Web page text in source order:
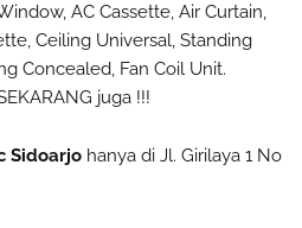
AC Cassette, Air Curtain,
Ceiling Universal, Standing
Concealed, Fan Coil Unit.
juga !!!
Sidoarjo hanya di Jl. Girilaya 1 No